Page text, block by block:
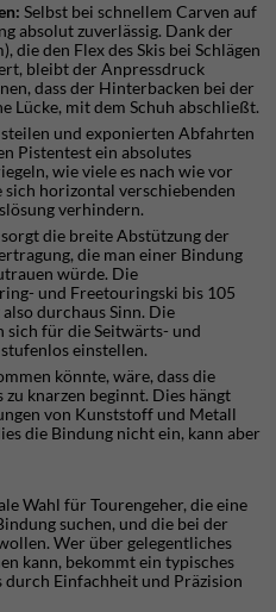
Selbst bei schnellem Carven auf
absolut zuverlässig. Dank der
die den Flex des Skis bei Schlägen
bleibt der Anpressdruck
dass der Hinterbacken bei der
Lücke, mit dem Schuh abschließt.
steilen und exponierten Abfahrten
Pistentest ein absolutes
wie viele es nach wie vor
horizontal verschiebenden
verhindern.
die breite Abstützung der
die man einer Bindung
würde. Die
und Freetouringski bis 105
durchaus Sinn. Die
sich für die Seitwärts- und
einstellen.
könnte, wäre, dass die
knarzen beginnt. Dies hängt
von Kunststoff und Metall
die Bindung nicht ein, kann aber
Wahl für Tourengeher, die eine
suchen, und die bei der
Wer über gelegentliches
kann, bekommt ein typisches
Einfachheit und Präzision